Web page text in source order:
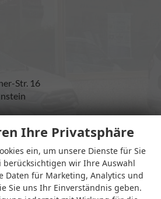
Str. 16
Ihre Privatsphäre
ein, um unsere Dienste für Sie
wir Ihre Auswahl
Daten für Marketing, Analytics und
Sie uns Ihr Einverständnis geben.